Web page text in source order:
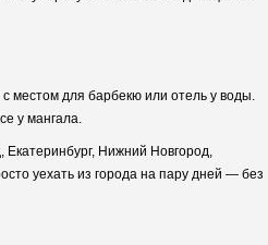
местом для барбекю или отель у воды.
у мангала.
Екатеринбург, Нижний Новгород,
уехать из города на пару дней — без